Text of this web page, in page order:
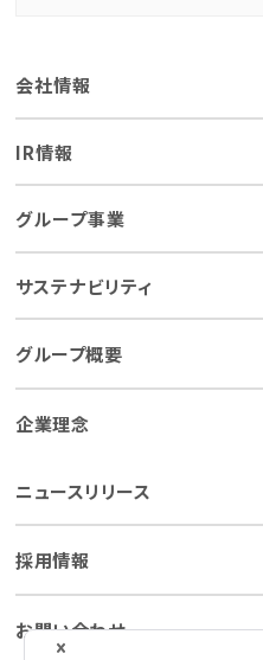
会社情報
IR情報
グループ事業
サステナビリティ
グループ概要
企業理念
ニュースリリース
採用情報
お問い合わせ